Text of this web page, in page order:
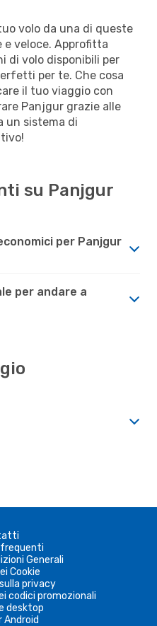
volo da una di queste
veloce. Approfitta
di volo disponibili per
per te. Che cosa
il tuo viaggio con
Panjgur grazie alle
un sistema di
su Panjgur
per Panjgur
per andare a
frequenti
Generali
Cookie
privacy
codici promozionali
desktop
Android